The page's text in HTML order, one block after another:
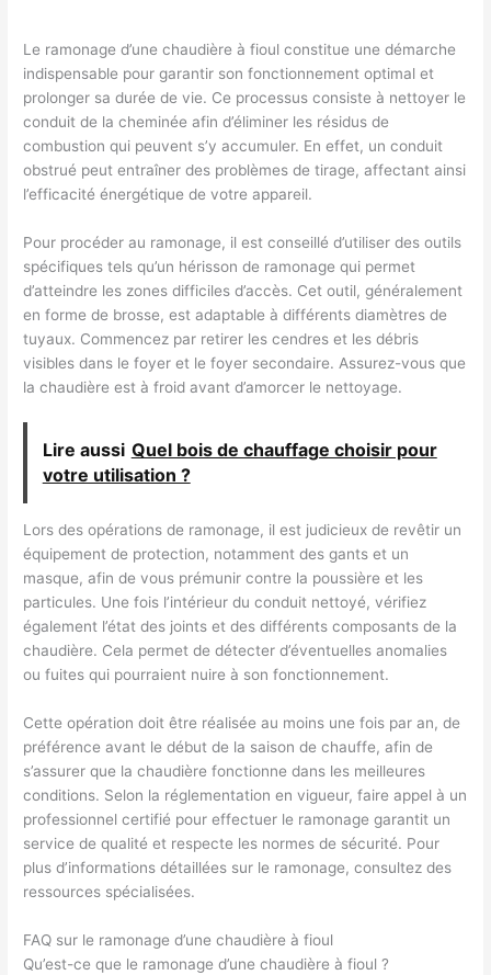
Le ramonage d’une chaudière à fioul constitue une démarche
indispensable pour garantir son fonctionnement optimal et
prolonger sa durée de vie. Ce processus consiste à nettoyer le
conduit de la cheminée afin d’éliminer les résidus de
combustion qui peuvent s’y accumuler. En effet, un conduit
obstrué peut entraîner des problèmes de tirage, affectant ainsi
l’efficacité énergétique de votre appareil.
Pour procéder au ramonage, il est conseillé d’utiliser des outils
spécifiques tels qu’un hérisson de ramonage qui permet
d’atteindre les zones difficiles d’accès. Cet outil, généralement
en forme de brosse, est adaptable à différents diamètres de
tuyaux. Commencez par retirer les cendres et les débris
visibles dans le foyer et le foyer secondaire. Assurez-vous que
la chaudière est à froid avant d’amorcer le nettoyage.
Lire aussi Quel bois de chauffage choisir pour
votre utilisation ?
Lors des opérations de ramonage, il est judicieux de revêtir un
équipement de protection, notamment des gants et un
masque, afin de vous prémunir contre la poussière et les
particules. Une fois l’intérieur du conduit nettoyé, vérifiez
également l’état des joints et des différents composants de la
chaudière. Cela permet de détecter d’éventuelles anomalies
ou fuites qui pourraient nuire à son fonctionnement.
Cette opération doit être réalisée au moins une fois par an, de
préférence avant le début de la saison de chauffe, afin de
s’assurer que la chaudière fonctionne dans les meilleures
conditions. Selon la réglementation en vigueur, faire appel à un
professionnel certifié pour effectuer le ramonage garantit un
service de qualité et respecte les normes de sécurité. Pour
plus d’informations détaillées sur le ramonage, consultez des
ressources spécialisées.
FAQ sur le ramonage d’une chaudière à fioul
Qu’est-ce que le ramonage d’une chaudière à fioul ?